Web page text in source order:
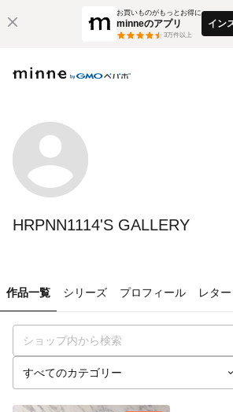
お買いものがもっとお得に
minneのアプリ
3万件以上
イン
HRPNN1114'S GALLERY
作品一覧 シリーズ プロフィール レター